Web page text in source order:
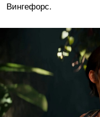
Вингефорс.